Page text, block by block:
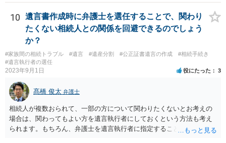
誘導しかしてこないと思います。
10
遺言書作成時に弁護士を選任することで、関わり
たくない相続人との関係を回避できるのでしょう
か？
#家族間の相続トラブル #遺言 #遺産分割 #公正証書遺言の作成
#相続手続き
#遺言執行者の選任
2023年9月1日 役にたった 3
髙橋 俊太 弁護士
相続人が複数おられて、一部の方について関わりたくないとお考えの
場合は、関わってもよい方を遺言執行者にしておくという方法も考え
られます。もちろん、弁護士を遺言執行者に指定することもできます